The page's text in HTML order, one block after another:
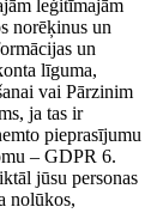
leģitīmajām
norēķinus un
un
līguma,
vai Pārzinim
ja tas ir
pieprasījumu
– GDPR 6.
jūsu personas
nolūkos,